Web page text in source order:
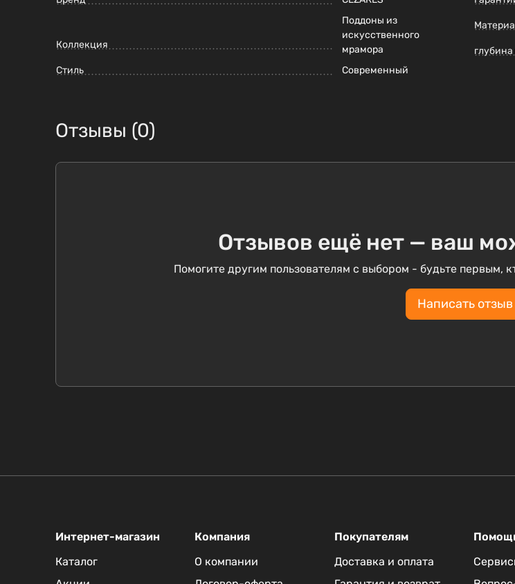
Коллекция
Поддоны из
искусственного
мрамора
Стиль
Современный
Отзывы (0)
Отзывов ещё нет — ваш
Помогите другим пользователям с выбором - будьте первым,
Написать отзыв
Интернет-магазин
Каталог
Компания
О компании
Покупателям
Доставка и оплата